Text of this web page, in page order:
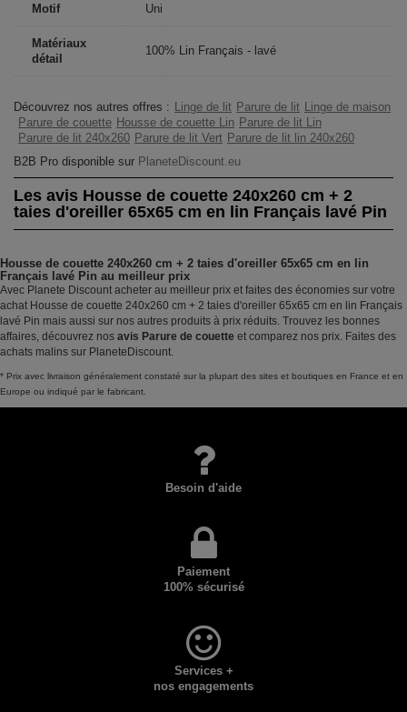
Motif Uni
Matériaux
détail
100% Lin Français - lavé
Découvrez nos autres offres : Linge de lit Parure de lit Linge de maison
Parure de couette Housse de couette Lin Parure de lit Lin
Parure de lit 240x260 Parure de lit Vert Parure de lit lin 240x260
B2B Pro disponible sur PlaneteDiscount.eu
Les avis Housse de couette 240x260 cm + 2
taies d'oreiller 65x65 cm en lin Français lavé Pin
Housse de couette 240x260 cm + 2 taies d'oreiller 65x65 cm en lin
Français lavé Pin au meilleur prix
Avec Planete Discount acheter au meilleur prix et faites des économies sur votre
achat Housse de couette 240x260 cm + 2 taies d'oreiller 65x65 cm en lin Français
lavé Pin mais aussi sur nos autres produits à prix réduits. Trouvez les bonnes
affaires, découvrez nos avis Parure de couette et comparez nos prix. Faites des
achats malins sur PlaneteDiscount.
* Prix avec livraison généralement constaté sur la plupart des sites et boutiques en France et en
Europe ou indiqué par le fabricant.
Besoin d'aide
Paiement
100% sécurisé
Services +
nos engagements